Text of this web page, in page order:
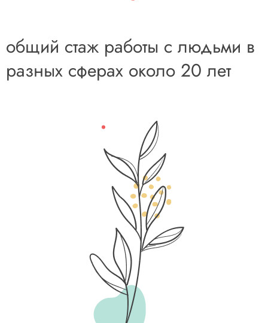
общий стаж работы с людьми в
разных сферах около 20 лет